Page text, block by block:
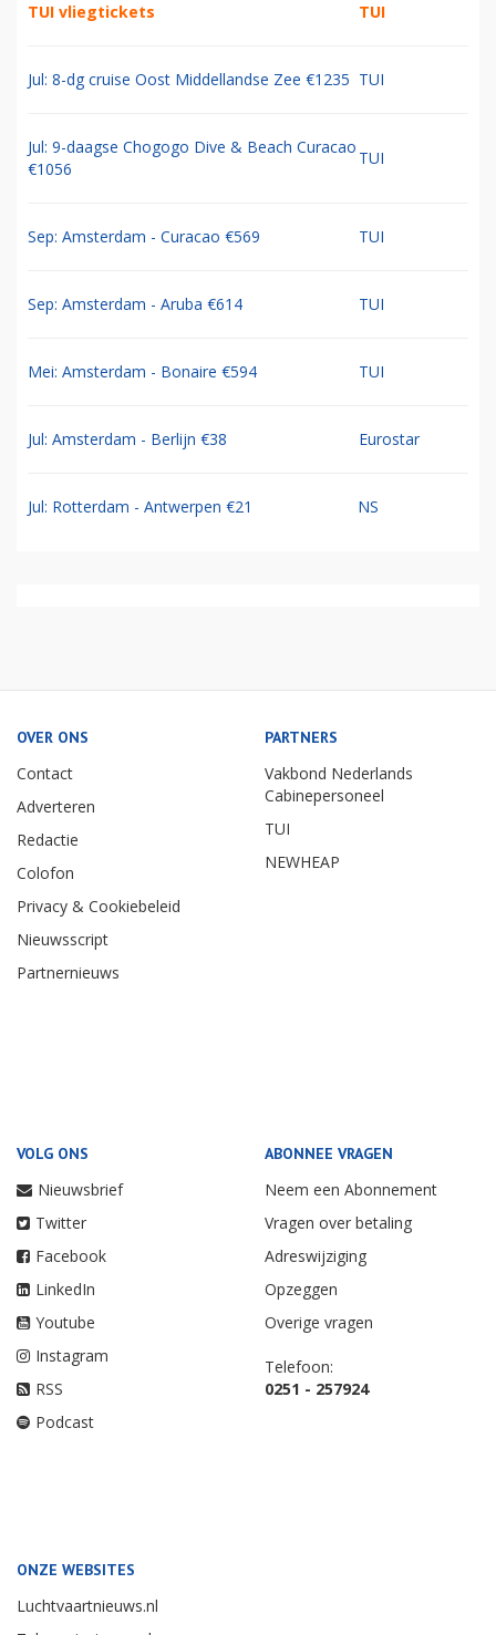
TUI vliegtickets TUI
Jul: 8-dg cruise Oost Middellandse Zee €1235 TUI
Jul: 9-daagse Chogogo Dive & Beach Curacao
€1056
TUI
Sep: Amsterdam - Curacao €569 TUI
Sep: Amsterdam - Aruba €614 TUI
Mei: Amsterdam - Bonaire €594 TUI
Jul: Amsterdam - Berlijn €38 Eurostar
Jul: Rotterdam - Antwerpen €21 NS
OVER ONS
Contact
Adverteren
Redactie
Colofon
Privacy & Cookiebeleid
Nieuwsscript
Partnernieuws
PARTNERS
Vakbond Nederlands
Cabinepersoneel
TUI
NEWHEAP
VOLG ONS
Nieuwsbrief
Twitter
Facebook
LinkedIn
Youtube
Instagram
RSS
Podcast
ABONNEE VRAGEN
Neem een Abonnement
Vragen over betaling
Adreswijziging
Opzeggen
Overige vragen
Telefoon:
0251 - 257924
ONZE WEBSITES
Luchtvaartnieuws.nl